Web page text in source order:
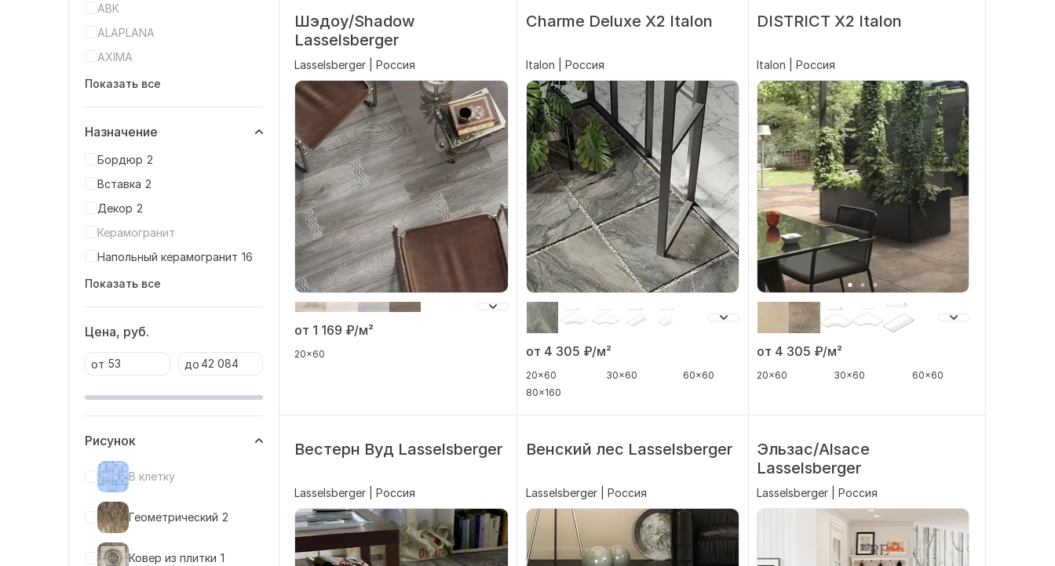
ABK
ALAPLANA
AXIMA
Показать все
Назначение
Бордюр 2
Вставка 2
Декор 2
Керамогранит
Напольный керамогранит 16
Показать все
Цена, руб.
от до
Рисунок
В клетку
Геометрический 2
Ковер из плитки 1
Шэдоу/Shadow
Lasselsberger
Lasselsberger | Россия
от 1 169 ₽/м²
20x60
Charme Deluxe X2 Italon
Italon | Россия
от 4 305 ₽/м²
20x60 30x60
60x60
80x160
DISTRICT X2 Italon
Italon | Россия
от 4 305 ₽/м²
20x60 30x60 60x60
Вестерн Вуд Lasselsberger
Lasselsberger | Россия
Венский лес Lasselsberger
Lasselsberger | Россия
Эльзас/Alsace
Lasselsberger
Lasselsberger | Россия